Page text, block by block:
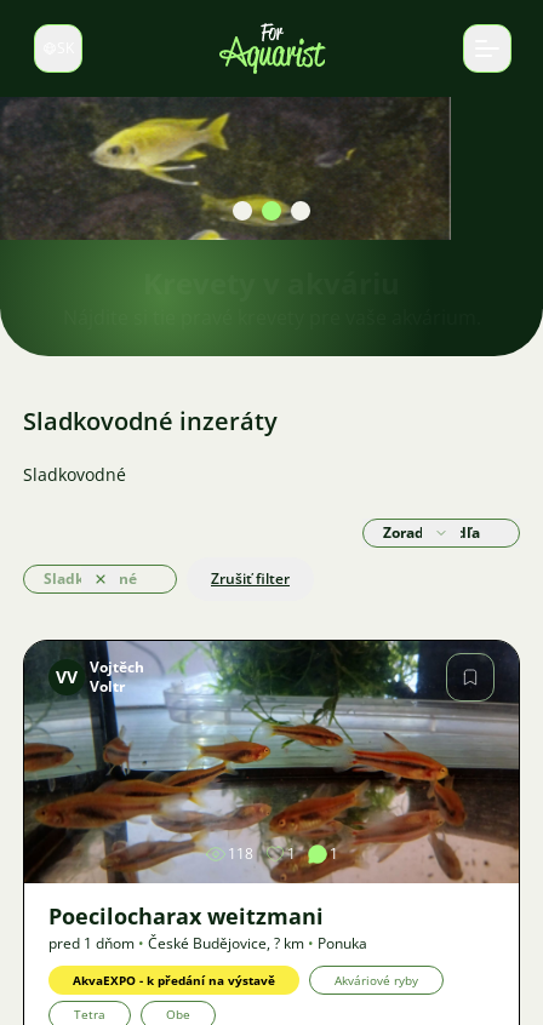
Prepnúť jazyk
Sladkovodné inzeráty
Sladkovodné
Sladkovodné
Odstrániť Zrušiť filter
Zoradiť podľa
Obrázok
VV Vojtěch
Voltr
118 1 1
Poecilocharax weitzmani
pred 1 dňom • České Budějovice,? km • Ponuka
AkvaEXPO - k předání na výstavě Akváriové ryby
Tetra Obe